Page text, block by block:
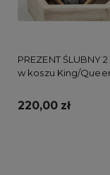
PREZENT ŚLUBNY
w koszu King/
220,00 zł